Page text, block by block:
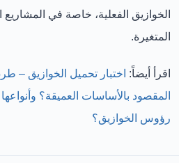
الخوازيق الفعلية، خاصة في المشاريع
المتغيرة.
اقرأ أيضاً: اختبار تحميل الخوازيق –
المقصود بالأساسات العميقة؟ وأنواعها
رؤوس الخوازيق؟